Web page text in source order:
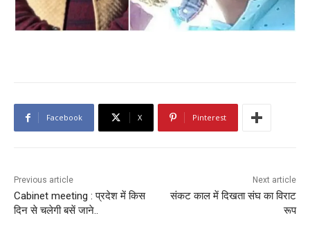
Facebook X Pinterest
Previous article
Cabinet meeting : प्रदेश में किस
दिन से चलेगी बसें जाने..
Next article
संकट काल में दिखता संघ का विराट
रूप